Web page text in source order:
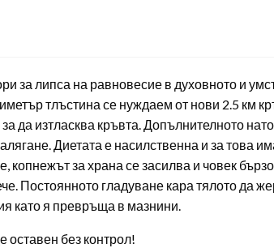
за липса на равновесие в духовното и
тлъстина се нуждаем от нови 2.5 км
да изтласква кръвта. Допълнителното
Диетата е насилственна и за това
за храна се засилва и човек
Постоянното гладуване кара тялото да
като я превръща в мазнини.
оставен без контрол!